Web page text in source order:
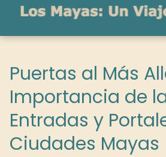
Puertas al Más
Importancia de
Entradas y
Ciudades Mayas